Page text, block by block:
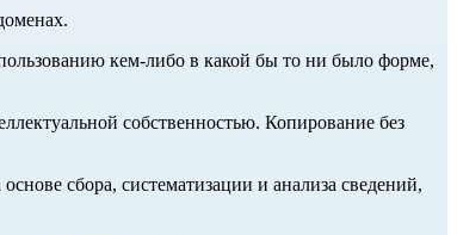
кем-либо в какой бы то ни было форме,
собственностью. Копирование без
сбора, систематизации и анализа сведений,